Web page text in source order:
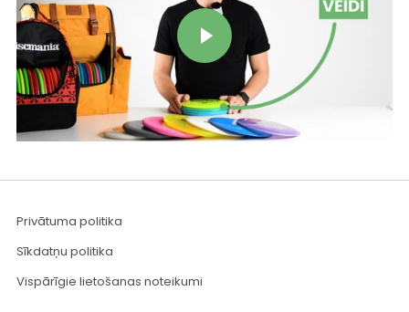
Play video
Privātuma politika
Sīkdatņu politika
Vispārīgie lietošanas noteikumi